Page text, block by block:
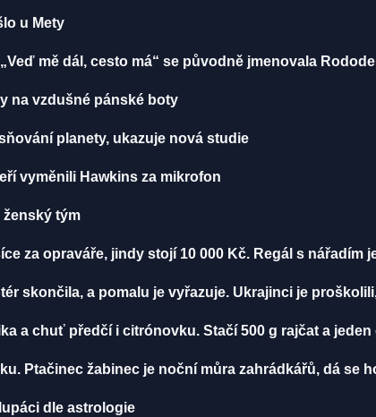
u Mety
mě dál, cesto má“ se původně jmenovala
na vzdušné pánské boty
planety, ukazuje nová studie
vyměnili Hawkins za mikrofon
ženský tým
za opraváře, jindy stojí 10 000 Kč. Regál s nářadím
skončila, a pomalu je vyřazuje. Ukrajinci je
a chuť předčí i citrónovku. Stačí 500 g rajčat a jeden
Ptačinec žabinec je noční můra zahrádkářů, dá se
dle astrologie